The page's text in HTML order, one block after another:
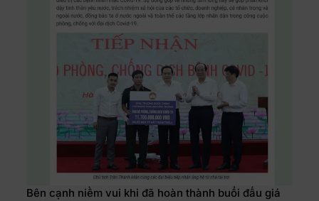
Bên cạnh niềm vui khi đã hoàn thành buổi đấu giá